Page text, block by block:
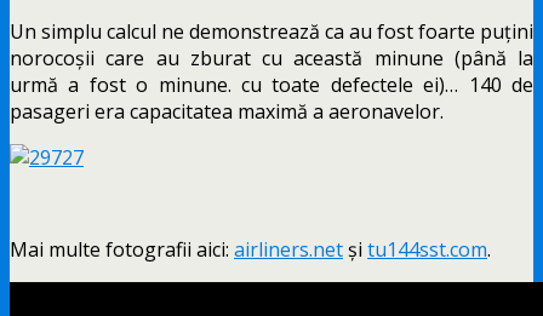
Un simplu calcul ne demonstrează ca au fost foarte puțini
norocoșii care au zburat cu această minune (până la
urmă a fost o minune. cu toate defectele ei)… 140 de
pasageri era capacitatea maximă a aeronavelor.
Mai multe fotografii aici: airliners.netși tu144sst.com.